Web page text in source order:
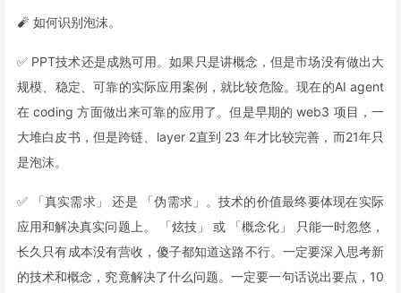
🧨 如何识别泡沫。
✅ PPT技术还是成熟可用。如果只是讲概念，但是市场没有做出大
规模、稳定、可靠的实际应用案例，就比较危险。现在的AI agent
在 coding 方面做出来可靠的应用了。但是早期的 web3 项目，一
大堆白皮书，但是跨链、layer 2直到 23 年才比较完善，而21年只
是泡沫。
✅ 「真实需求」 还是 「伪需求」。技术的价值最终要体现在实际
应用和解决真实问题上。 「炫技」 或 「概念化」 只能一时忽悠，
长久只有成本没有营收，傻子都知道这路不行。一定要深入思考新
的技术和概念，究竟解决了什么问题。一定要一句话说出要点，10